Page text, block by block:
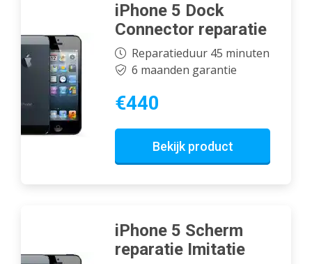
iPhone 5 Dock
Connector reparatie
Reparatieduur 45 minuten
6 maanden garantie
€440
Bekijk product
iPhone 5 Scherm
reparatie Imitatie